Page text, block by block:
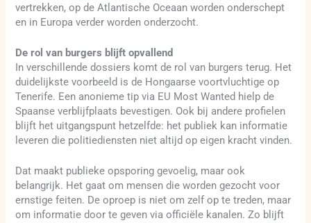
vertrekken, op de Atlantische Oceaan worden onderschept
en in Europa verder worden onderzocht.
De rol van burgers blijft opvallend
In verschillende dossiers komt de rol van burgers terug. Het
duidelijkste voorbeeld is de Hongaarse voortvluchtige op
Tenerife. Een anonieme tip via EU Most Wanted hielp de
Spaanse verblijfplaats bevestigen. Ook bij andere profielen
blijft het uitgangspunt hetzelfde: het publiek kan informatie
leveren die politiediensten niet altijd op eigen kracht vinden.
Dat maakt publieke opsporing gevoelig, maar ook
belangrijk. Het gaat om mensen die worden gezocht voor
ernstige feiten. De oproep is niet om zelf op te treden, maar
om informatie door te geven via officiële kanalen. Zo blijft